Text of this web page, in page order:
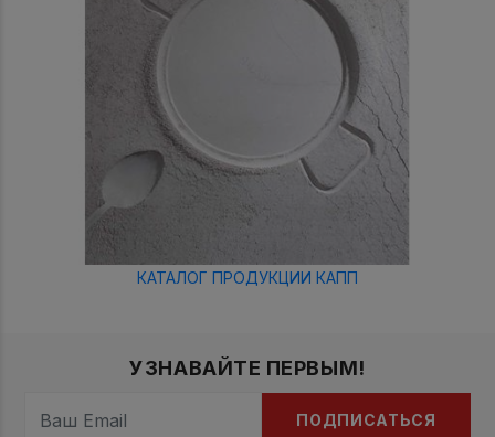
КАТАЛОГ ПРОДУКЦИИ КАПП
УЗНАВАЙТЕ ПЕРВЫМ!
ПОДПИСАТЬСЯ